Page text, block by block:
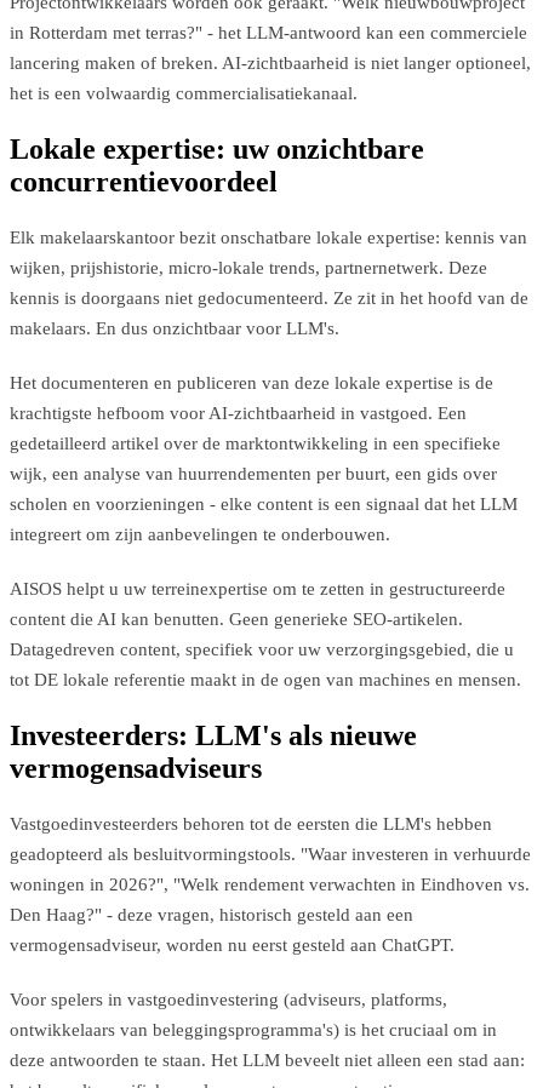
in Rotterdam met terras?" - het LLM-antwoord kan een commerciele
lancering maken of breken. AI-zichtbaarheid is niet langer optioneel,
het is een volwaardig commercialisatiekanaal.
Lokale expertise: uw onzichtbare
concurrentievoordeel
Elk makelaarskantoor bezit onschatbare lokale expertise: kennis van
wijken, prijshistorie, micro-lokale trends, partnernetwerk. Deze
kennis is doorgaans niet gedocumenteerd. Ze zit in het hoofd van de
makelaars. En dus onzichtbaar voor LLM's.
Het documenteren en publiceren van deze lokale expertise is de
krachtigste hefboom voor AI-zichtbaarheid in vastgoed. Een
gedetailleerd artikel over de marktontwikkeling in een specifieke
wijk, een analyse van huurrendementen per buurt, een gids over
scholen en voorzieningen - elke content is een signaal dat het LLM
integreert om zijn aanbevelingen te onderbouwen.
AISOS helpt u uw terreinexpertise om te zetten in gestructureerde
content die AI kan benutten. Geen generieke SEO-artikelen.
Datagedreven content, specifiek voor uw verzorgingsgebied, die u
tot DE lokale referentie maakt in de ogen van machines en mensen.
Investeerders: LLM's als nieuwe
vermogensadviseurs
Vastgoedinvesteerders behoren tot de eersten die LLM's hebben
geadopteerd als besluitvormingstools. "Waar investeren in verhuurde
woningen in 2026?", "Welk rendement verwachten in Eindhoven vs.
Den Haag?" - deze vragen, historisch gesteld aan een
vermogensadviseur, worden nu eerst gesteld aan ChatGPT.
Voor spelers in vastgoedinvestering (adviseurs, platforms,
ontwikkelaars van beleggingsprogramma's) is het cruciaal om in
deze antwoorden te staan. Het LLM beveelt niet alleen een stad aan: